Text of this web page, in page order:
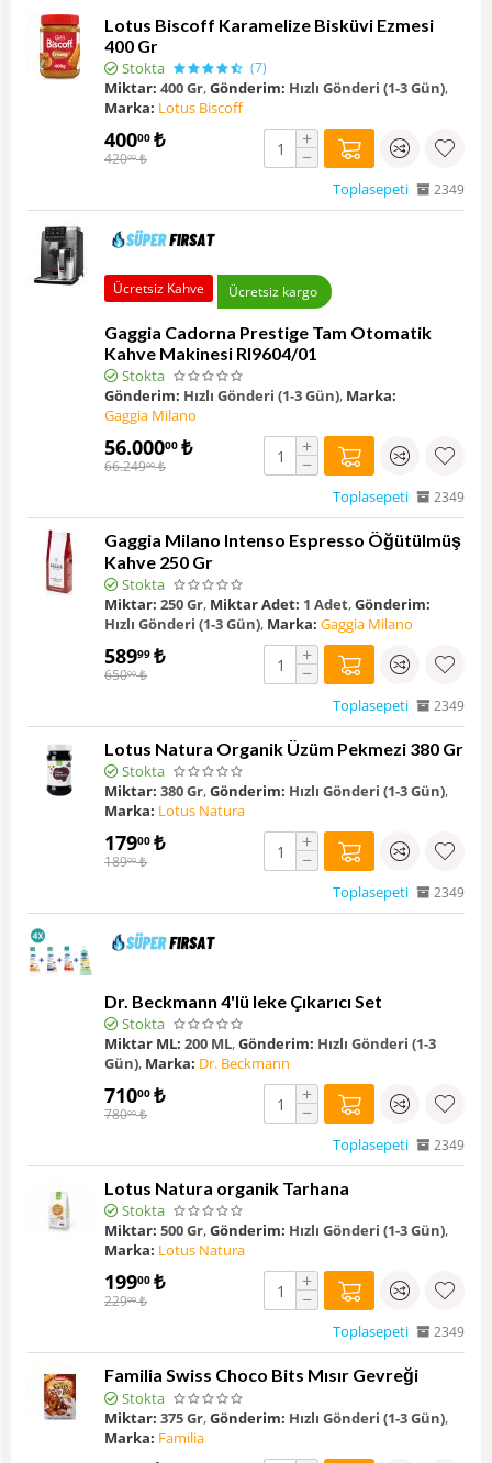
Lotus Biscoff Karamelize Bisküvi Ezmesi
400 Gr
Stokta (7)
Miktar: 400 Gr,Gönderim: Hızlı Gönderi (1-3 Gün),
Marka: Lotus Biscoff
40000 ₺
42000 ₺
+
−
Toplasepeti 2349
Ücretsiz Kahve Ücretsiz kargo
Gaggia Cadorna Prestige Tam Otomatik
Kahve Makinesi RI9604/01
Stokta
Gönderim: Hızlı Gönderi (1-3 Gün), Marka:
Gaggia Milano
56.00000 ₺
66.24900 ₺
+
−
Toplasepeti 2349
Gaggia Milano Intenso Espresso Öğütülmüş
Kahve 250 Gr
Stokta
Miktar: 250 Gr, Miktar Adet: 1 Adet,Gönderim:
Hızlı Gönderi (1-3 Gün), Marka: Gaggia Milano
58999 ₺
65000 ₺
+
−
Toplasepeti 2349
Lotus Natura Organik Üzüm Pekmezi 380 Gr
Stokta
Miktar: 380 Gr,Gönderim: Hızlı Gönderi (1-3 Gün),
Marka: Lotus Natura
17900 ₺
18900 ₺
+
−
Toplasepeti 2349
Dr. Beckmann 4'lü leke Çıkarıcı Set
Stokta
Miktar ML: 200 ML,Gönderim: Hızlı Gönderi (1-3
Gün), Marka: Dr. Beckmann
71000 ₺
78000 ₺
+
−
Toplasepeti 2349
Lotus Natura organik Tarhana
Stokta
Miktar: 500 Gr,Gönderim: Hızlı Gönderi (1-3 Gün),
Marka: Lotus Natura
19900 ₺
22900 ₺
+
−
Toplasepeti 2349
Familia Swiss Choco Bits Mısır Gevreği
Stokta
Miktar: 375 Gr,Gönderim: Hızlı Gönderi (1-3 Gün),
Marka: Familia